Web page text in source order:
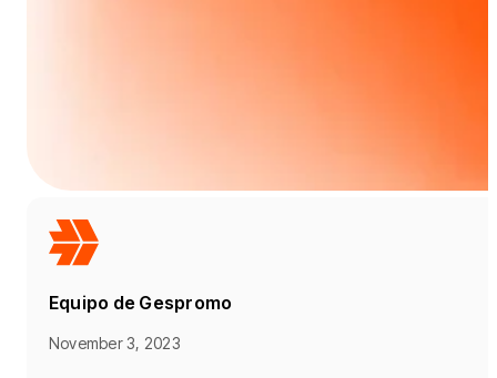
Equipo de Gespromo
November 3, 2023